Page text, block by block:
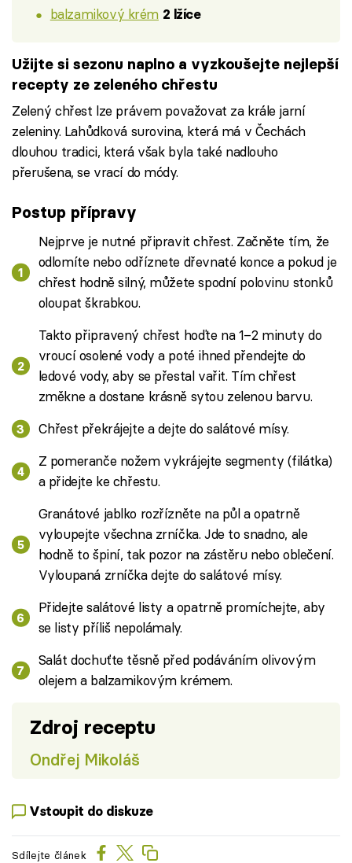
balzamikový krém 2 lžíce
Užijte si sezonu naplno a vyzkoušejte nejlepší
recepty ze zeleného chřestu
Zelený chřest lze právem považovat za krále jarní
zeleniny. Lahůdková surovina, která má v Čechách
dlouhou tradici, která však byla také nadlouho
přerušena, se vrací do módy.
Postup přípravy
Nejprve je nutné připravit chřest. Začněte tím, že
odlomíte nebo odříznete dřevnaté konce a pokud je
chřest hodně silný, můžete spodní polovinu stonků
oloupat škrabkou.
Takto připravený chřest hoďte na 1–2 minuty do
vroucí osolené vody a poté ihned přendejte do
ledové vody, aby se přestal vařit. Tím chřest
změkne a dostane krásně sytou zelenou barvu.
Chřest překrájejte a dejte do salátové mísy.
Z pomeranče nožem vykrájejte segmenty (filátka)
a přidejte ke chřestu.
Granátové jablko rozřízněte na půl a opatrně
vyloupejte všechna zrníčka. Jde to snadno, ale
hodně to špiní, tak pozor na zástěru nebo oblečení.
Vyloupaná zrníčka dejte do salátové mísy.
Přidejte salátové listy a opatrně promíchejte, aby
se listy příliš nepolámaly.
Salát dochuťte těsně před podáváním olivovým
olejem a balzamikovým krémem.
Zdroj receptu
Ondřej Mikoláš
Vstoupit do diskuze
Sdílejte článek